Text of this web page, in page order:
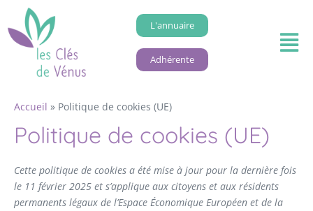
L'annuaire
Adhérente
Accueil » Politique de cookies (UE)
Politique de cookies (UE)
Cette politique de cookies a été mise à jour pour la dernière fois
le 11 février 2025 et s’applique aux citoyens et aux résidents
permanents légaux de l’Espace Économique Européen et de la